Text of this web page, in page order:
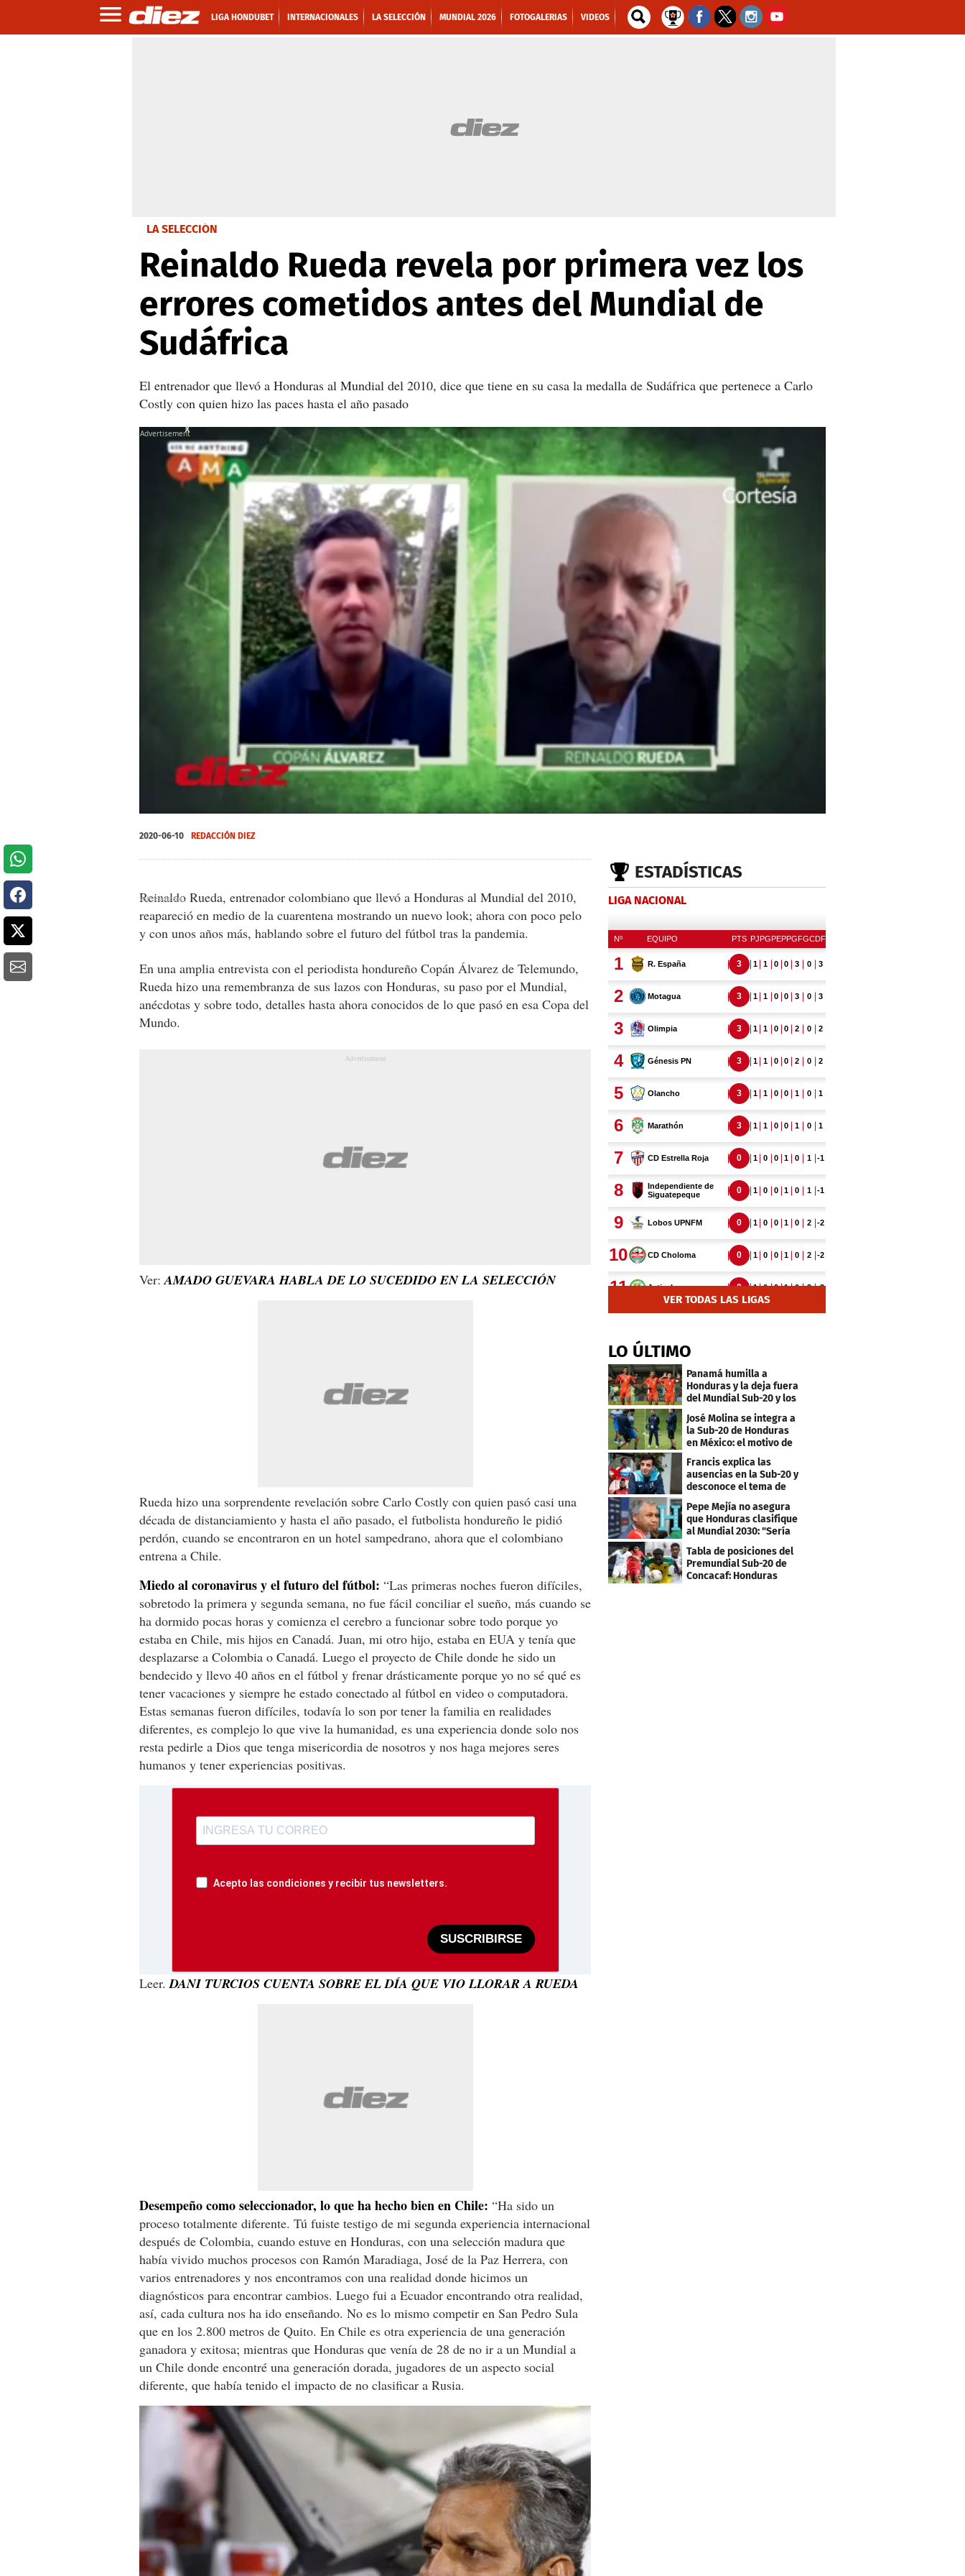
LIGA HONDUBET INTERNACIONALES LA SELECCIÓN MUNDIAL 2026 FOTOGALERIAS VIDEOS
LA SELECCIÓN
Reinaldo Rueda revela por primera vez los
errores cometidos antes del Mundial de
Sudáfrica
El entrenador que llevó a Honduras al Mundial del 2010, dice que tiene en su casa la medalla de Sudáfrica que pertenece a Carlo
Costly con quien hizo las paces hasta el año pasado
seconds
of
X
X
X
2020-06-10 REDACCIÓN DIEZ
Reinaldo Rueda, entrenador colombiano que llevó a Honduras al Mundial del 2010,
reapareció en medio de la cuarentena mostrando un nuevo look; ahora con poco pelo
y con unos años más, hablando sobre el futuro del fútbol tras la pandemia.
En una amplia entrevista con el periodista hondureño Copán Álvarez de Telemundo,
Rueda hizo una remembranza de sus lazos con Honduras, su paso por el Mundial,
anécdotas y sobre todo, detalles hasta ahora conocidos de lo que pasó en esa Copa del
Mundo.
Ver: AMADO GUEVARA HABLA DE LO SUCEDIDO EN LA SELECCIÓN
Rueda hizo una sorprendente revelación sobre Carlo Costly con quien pasó casi una
década de distanciamiento y hasta el año pasado, el futbolista hondureño le pidió
perdón, cuando se encontraron en un hotel sampedrano, ahora que el colombiano
entrena a Chile.
Miedo al coronavirus y el futuro del fútbol: “Las primeras noches fueron difíciles,
sobretodo la primera y segunda semana, no fue fácil conciliar el sueño, más cuando se
ha dormido pocas horas y comienza el cerebro a funcionar sobre todo porque yo
estaba en Chile, mis hijos en Canadá. Juan, mi otro hijo, estaba en EUA y tenía que
desplazarse a Colombia o Canadá. Luego el proyecto de Chile donde he sido un
bendecido y llevo 40 años en el fútbol y frenar drásticamente porque yo no sé qué es
tener vacaciones y siempre he estado conectado al fútbol en video o computadora.
Estas semanas fueron difíciles, todavía lo son por tener la familia en realidades
diferentes, es complejo lo que vive la humanidad, es una experiencia donde solo nos
resta pedirle a Dios que tenga misericordia de nosotros y nos haga mejores seres
humanos y tener experiencias positivas.
Acepto las condiciones y recibir tus newsletters.
SUSCRIBIRSE
Leer. DANI TURCIOS CUENTA SOBRE EL DÍA QUE VIO LLORAR A RUEDA
Desempeño como seleccionador, lo que ha hecho bien en Chile: “Ha sido un
proceso totalmente diferente. Tú fuiste testigo de mi segunda experiencia internacional
después de Colombia, cuando estuve en Honduras, con una selección madura que
había vivido muchos procesos con Ramón Maradiaga, José de la Paz Herrera, con
varios entrenadores y nos encontramos con una realidad donde hicimos un
diagnósticos para encontrar cambios. Luego fui a Ecuador encontrando otra realidad,
así, cada cultura nos ha ido enseñando. No es lo mismo competir en San Pedro Sula
que en los 2.800 metros de Quito. En Chile es otra experiencia de una generación
ganadora y exitosa; mientras que Honduras que venía de 28 de no ir a un Mundial a
un Chile donde encontré una generación dorada, jugadores de un aspecto social
diferente, que había tenido el impacto de no clasificar a Rusia.
ESTADÍSTICAS
LIGA NACIONAL
VER TODAS LAS LIGAS
LO ÚLTIMO
Panamá humilla a
Honduras y la deja fuera
del Mundial Sub-20 y los
Juegos Olímpicos
José Molina se integra a
la Sub-20 de Honduras
en México: el motivo de
su viaje
Francis explica las
ausencias en la Sub-20 y
desconoce el tema de
los tiktokers
Pepe Mejía no asegura
que Honduras clasifique
al Mundial 2030: "Sería
mentir"
Tabla de posiciones del
Premundial Sub-20 de
Concacaf: Honduras